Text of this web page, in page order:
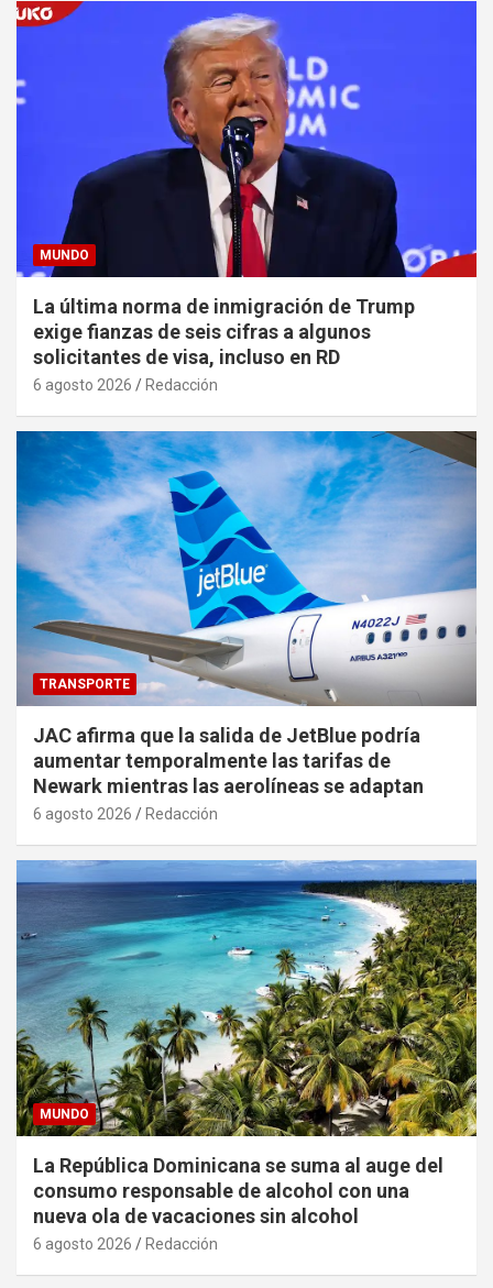
MUNDO
La última norma de inmigración de Trump
exige fianzas de seis cifras a algunos
solicitantes de visa, incluso en RD
6 agosto 2026 Redacción
TRANSPORTE
JAC afirma que la salida de JetBlue podría
aumentar temporalmente las tarifas de
Newark mientras las aerolíneas se adaptan
6 agosto 2026 Redacción
MUNDO
La República Dominicana se suma al auge del
consumo responsable de alcohol con una
nueva ola de vacaciones sin alcohol
6 agosto 2026 Redacción